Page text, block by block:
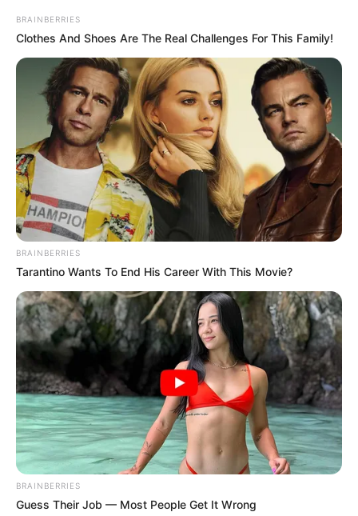
Top 8 Movies Based On Real Life. You Have To Watch
Them!
BRAINBERRIES
แนะนำ
ดูดวง
BRAINBERRIES
Clothes And Shoes Are The Real Challenges For This Family!
BRAINBERRIES
Tarantino Wants To End His Career With This Movie?
BRAINBERRIES
Guess Their Job — Most People Get It Wrong